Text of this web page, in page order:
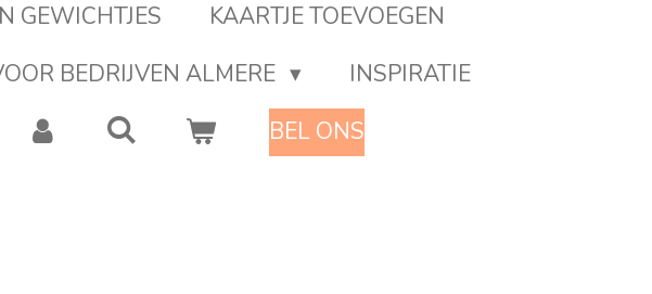
GEWICHTJES
KAARTJE TOEVOEGEN
BEDRIJVEN ALMERE
INSPIRATIE
BEL ONS